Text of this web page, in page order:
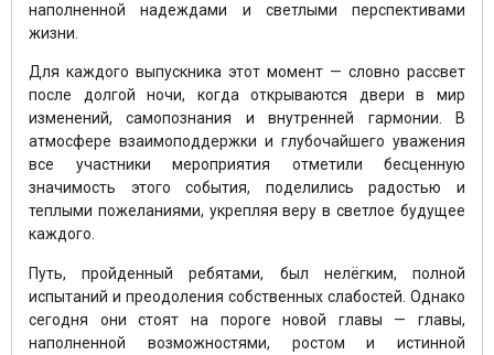
наполненной надеждами и светлыми перспективами
жизни.
Для каждого выпускника этот момент — словно рассвет
после долгой ночи, когда открываются двери в мир
изменений, самопознания и внутренней гармонии. В
атмосфере взаимоподдержки и глубочайшего уважения
все участники мероприятия отметили бесценную
значимость этого события, поделились радостью и
теплыми пожеланиями, укрепляя веру в светлое будущее
каждого.
Путь, пройденный ребятами, был нелёгким, полной
испытаний и преодоления собственных слабостей. Однако
сегодня они стоят на пороге новой главы — главы,
наполненной возможностями, ростом и истинной